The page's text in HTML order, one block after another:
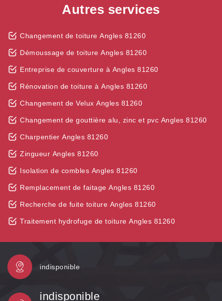
Autres services
Changement de toiture Angles 81260
Démoussage de toiture Angles 81260
Entreprise de couverture à Angles 81260
Rénovation de toiture à Angles 81260
Changement de Velux Angles 81260
Changement de gouttière alu, zinc et pvc Angles 81260
Charpentier Angles 81260
Zingueur Angles 81260
Isolation de combles Angles 81260
Remplacement de faitage Angles 81260
Recherche de fuite toiture Angles 81260
Traitement hydrofuge de toiture Angles 81260
indisponible
indisponible